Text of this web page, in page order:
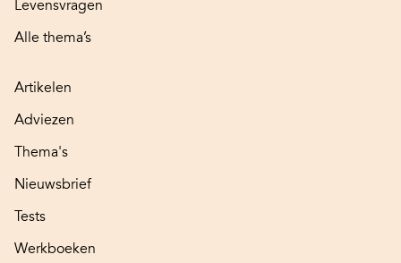
Levensvragen
Alle thema’s
Artikelen
Adviezen
Thema's
Nieuwsbrief
Tests
Werkboeken